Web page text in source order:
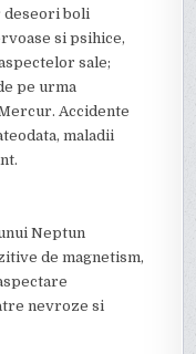
deseori boli
si psihice,
sale;
pe urma
Accidente
maladii
Neptun
de magnetism,
nevroze si